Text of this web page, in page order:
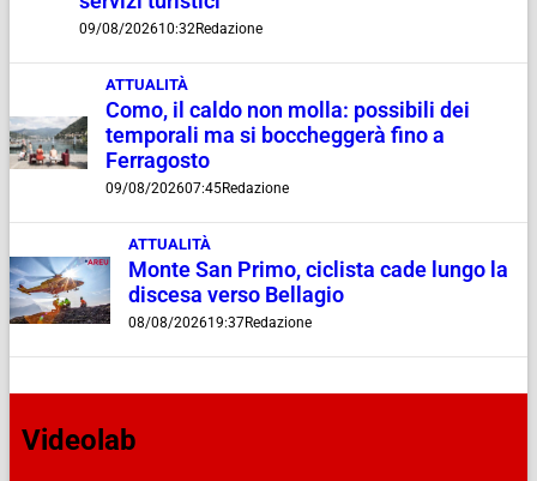
09/08/202610:32Redazione
ATTUALITÀ
Como, il caldo non molla: possibili dei
temporali ma si boccheggerà fino a
Ferragosto
09/08/202607:45Redazione
ATTUALITÀ
Monte San Primo, ciclista cade lungo la
discesa verso Bellagio
08/08/202619:37Redazione
Videolab